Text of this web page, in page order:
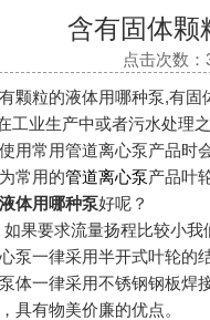
含有固体颗
点击次数
颗粒的液体用哪种泵,有固
工业生产中或者污水处理
用常用管道离心泵产品时
常用的管道离心泵产品叶
体用哪种泵好呢？
果要求流量扬程比较小我
泵一律采用半开式叶轮的
体一律采用不锈钢钢板焊
具有物美价廉的优点。